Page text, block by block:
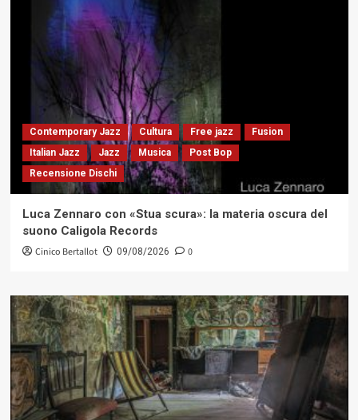
Contemporary Jazz Cultura Free jazz
Fusion
Italian Jazz
Jazz Musica
Post Bop
Recensione Dischi
Luca Zennaro con «Stua scura»: la materia oscura del
suono Caligola Records
Cinico Bertallot 09/08/2026 0